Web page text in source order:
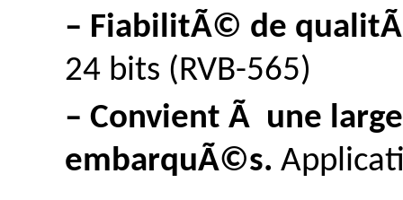
– FiabilitÃ© de
24 bits (RVB-565)
– Convient Ã une
embarquÃ©s.